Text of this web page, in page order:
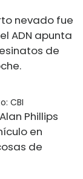
nevado fue
ADN apunta
de
CBI
Phillips
en
de